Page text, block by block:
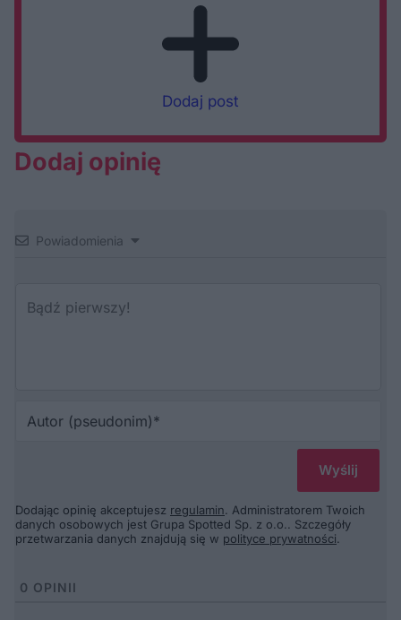
Dodaj post
Dodaj opinię
Powiadomienia
Dodając opinię akceptujesz regulamin. Administratorem Twoich
danych osobowych jest Grupa Spotted Sp. z o.o.. Szczegóły
przetwarzania danych znajdują się w polityce prywatności.
0 OPINII